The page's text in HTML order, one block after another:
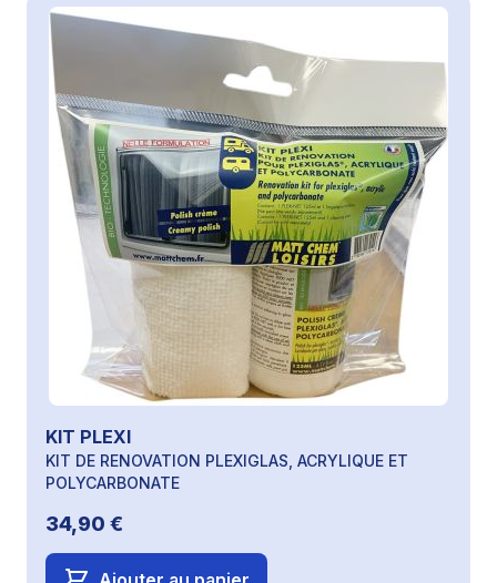
KIT PLEXI
KIT DE RENOVATION PLEXIGLAS, ACRYLIQUE ET
POLYCARBONATE
34,90 €